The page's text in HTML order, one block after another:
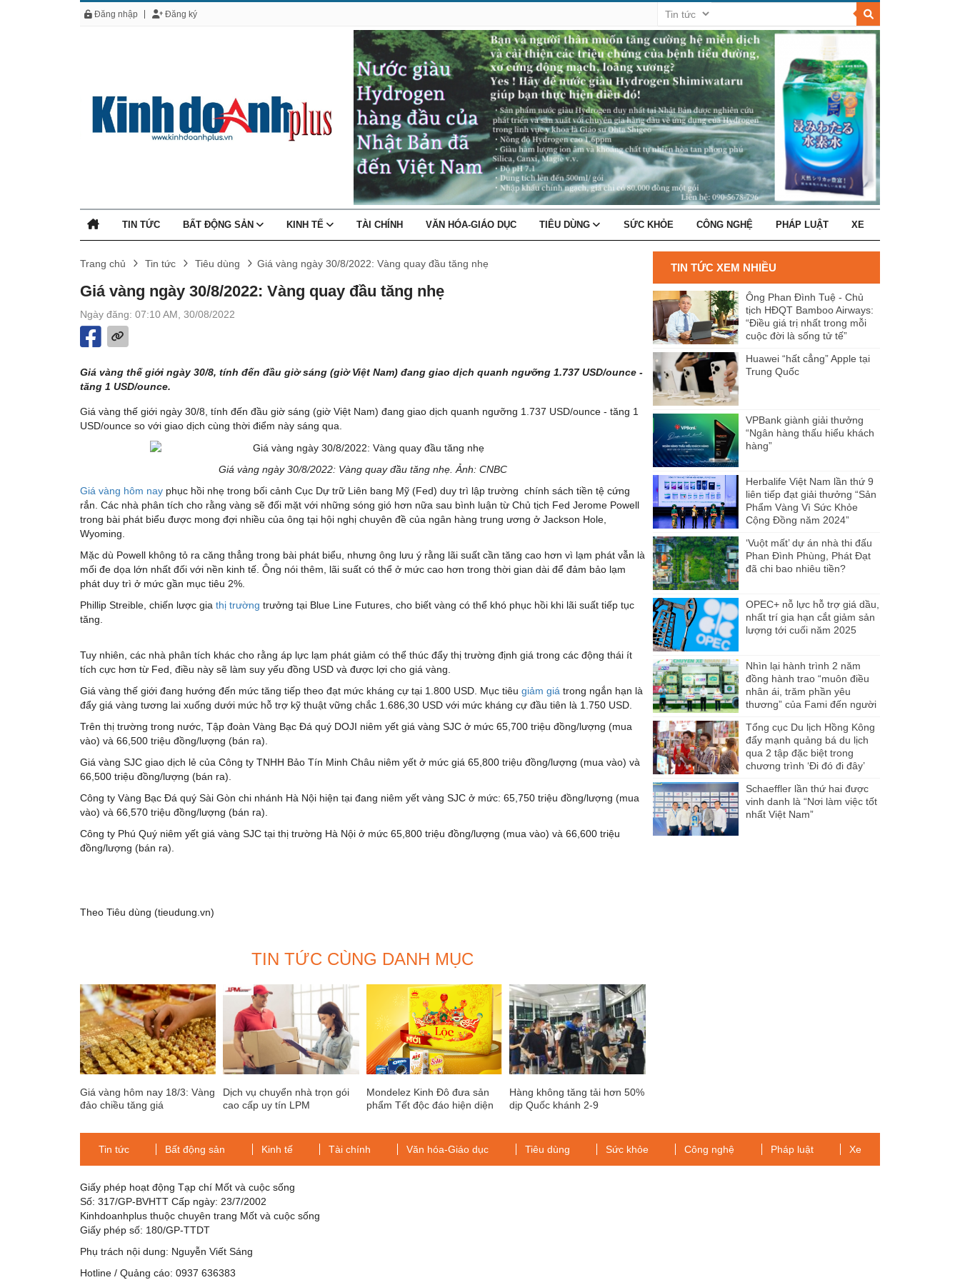
Đăng nhập Đăng ký
TIN TỨC BẤT ĐỘNG SẢN KINH TẾ TÀI CHÍNH VĂN HÓA-GIÁO DỤC TIÊU DÙNG SỨC KHỎE CÔNG NGHỆ PHÁP LUẬT XE
Trang chủ Tin tức Tiêu dùng Giá vàng ngày 30/8/2022: Vàng quay đầu tăng nhẹ
Giá vàng ngày 30/8/2022: Vàng quay đầu tăng nhẹ
Ngày đăng: 07:10 AM, 30/08/2022
Giá vàng thế giới ngày 30/8, tính đến đầu giờ sáng (giờ Việt Nam) đang giao dịch quanh ngưỡng 1.737 USD/ounce -
tăng 1 USD/ounce.
Giá vàng thế giới ngày 30/8, tính đến đầu giờ sáng (giờ Việt Nam) đang giao dịch quanh ngưỡng 1.737 USD/ounce - tăng 1
USD/ounce so với giao dịch cùng thời điểm này sáng qua.
Giá vàng ngày 30/8/2022: Vàng quay đầu tăng nhẹ. Ảnh: CNBC
Giá vàng hôm nay phục hồi nhẹ trong bối cảnh Cục Dự trữ Liên bang Mỹ (Fed) duy trì lập trường chính sách tiền tệ cứng
rắn. Các nhà phân tích cho rằng vàng sẽ đối mặt với những sóng gió hơn nữa sau bình luận từ Chủ tịch Fed Jerome Powell
trong bài phát biểu được mong đợi nhiều của ông tại hội nghị chuyên đề của ngân hàng trung ương ở Jackson Hole,
Wyoming.
Mặc dù Powell không tỏ ra căng thẳng trong bài phát biểu, nhưng ông lưu ý rằng lãi suất cần tăng cao hơn vì lạm phát vẫn là
mối đe dọa lớn nhất đối với nền kinh tế. Ông nói thêm, lãi suất có thể ở mức cao hơn trong thời gian dài để đảm bảo lạm
phát duy trì ở mức gần mục tiêu 2%.
Phillip Streible, chiến lược gia thị trường trưởng tại Blue Line Futures, cho biết vàng có thể khó phục hồi khi lãi suất tiếp tục
tăng.
Tuy nhiên, các nhà phân tích khác cho rằng áp lực lạm phát giảm có thể thúc đẩy thị trường định giá trong các động thái ít
tích cực hơn từ Fed, điều này sẽ làm suy yếu đồng USD và được lợi cho giá vàng.
Giá vàng thế giới đang hướng đến mức tăng tiếp theo đạt mức kháng cự tại 1.800 USD. Mục tiêu giảm giá trong ngắn hạn là
đẩy giá vàng tương lai xuống dưới mức hỗ trợ kỹ thuật vững chắc 1.686,30 USD với mức kháng cự đầu tiên là 1.750 USD.
Trên thị trường trong nước, Tập đoàn Vàng Bạc Đá quý DOJI niêm yết giá vàng SJC ở mức 65,700 triệu đồng/lượng (mua
vào) và 66,500 triệu đồng/lượng (bán ra).
Giá vàng SJC giao dịch lẻ của Công ty TNHH Bảo Tín Minh Châu niêm yết ở mức giá 65,800 triệu đồng/lượng (mua vào) và
66,500 triệu đồng/lượng (bán ra).
Công ty Vàng Bạc Đá quý Sài Gòn chi nhánh Hà Nội hiện tại đang niêm yết vàng SJC ở mức: 65,750 triệu đồng/lượng (mua
vào) và 66,570 triệu đồng/lượng (bán ra).
Công ty Phú Quý niêm yết giá vàng SJC tại thị trường Hà Nội ở mức 65,800 triệu đồng/lượng (mua vào) và 66,600 triệu
đồng/lượng (bán ra).
Theo Tiêu dùng (tieudung.vn)
TIN TỨC CÙNG DANH MỤC
Giá vàng hôm nay 18/3: Vàng
đảo chiều tăng giá
Dịch vụ chuyển nhà trọn gói
cao cấp uy tín LPM
Mondelez Kinh Đô đưa sản
phẩm Tết độc đáo hiện diện
Hàng không tăng tải hơn 50%
dịp Quốc khánh 2-9
TIN TỨC XEM NHIỀU
Ông Phan Đình Tuệ - Chủ
tịch HĐQT Bamboo Airways:
“Điều giá trị nhất trong mỗi
cuộc đời là sống tử tế”
Huawei “hất cẳng” Apple tại
Trung Quốc
VPBank giành giải thưởng
“Ngân hàng thấu hiểu khách
hàng”
Herbalife Việt Nam lần thứ 9
liên tiếp đạt giải thưởng “Sản
Phẩm Vàng Vì Sức Khỏe
Cộng Đồng năm 2024”
‘Vuột mất’ dự án nhà thi đấu
Phan Đình Phùng, Phát Đạt
đã chi bao nhiêu tiền?
OPEC+ nỗ lực hỗ trợ giá dầu,
nhất trí gia hạn cắt giảm sản
lượng tới cuối năm 2025
Nhìn lại hành trình 2 năm
đồng hành trao “muôn điều
nhân ái, trăm phần yêu
thương” của Fami đến người
Tổng cục Du lịch Hồng Kông
đẩy mạnh quảng bá du lịch
qua 2 tập đặc biệt trong
chương trình ‘Đi đó đi đây’
Schaeffler lần thứ hai được
vinh danh là “Nơi làm việc tốt
nhất Việt Nam”
Tin tức Bất động sản Kinh tế Tài chính Văn hóa-Giáo dục Tiêu dùng Sức khỏe Công nghệ Pháp luật Xe
Giấy phép hoạt động Tạp chí Mốt và cuộc sống
Số: 317/GP-BVHTT Cấp ngày: 23/7/2002
Kinhdoanhplus thuộc chuyên trang Mốt và cuộc sống
Giấy phép số: 180/GP-TTDT
Phụ trách nội dung: Nguyễn Viết Sáng
Hotline / Quảng cáo: 0937 636383